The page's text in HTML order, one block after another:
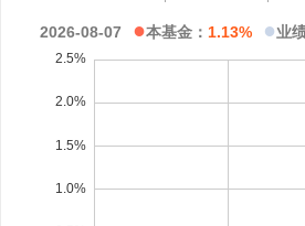
2026-08-07 ●本基金： 1.13% ●业